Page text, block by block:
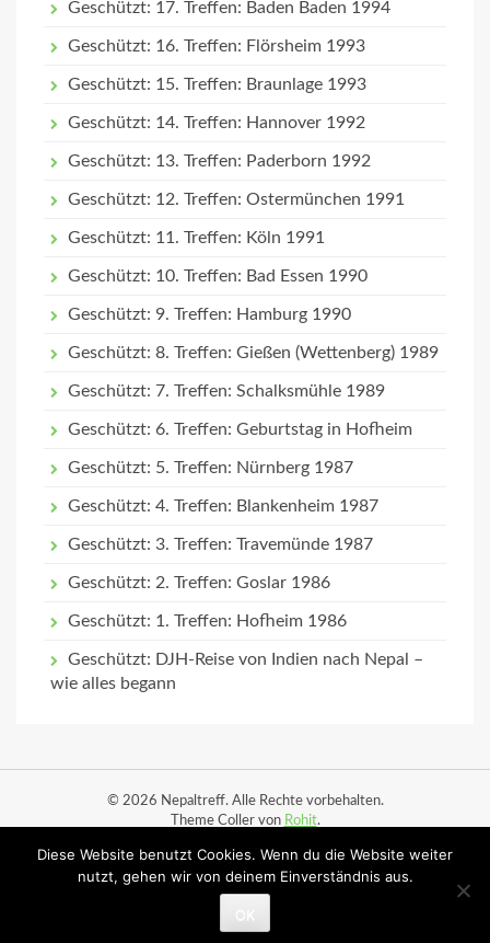
Geschützt: 17. Treffen: Baden Baden 1994
Geschützt: 16. Treffen: Flörsheim 1993
Geschützt: 15. Treffen: Braunlage 1993
Geschützt: 14. Treffen: Hannover 1992
Geschützt: 13. Treffen: Paderborn 1992
Geschützt: 12. Treffen: Ostermünchen 1991
Geschützt: 11. Treffen: Köln 1991
Geschützt: 10. Treffen: Bad Essen 1990
Geschützt: 9. Treffen: Hamburg 1990
Geschützt: 8. Treffen: Gießen (Wettenberg) 1989
Geschützt: 7. Treffen: Schalksmühle 1989
Geschützt: 6. Treffen: Geburtstag in Hofheim
Geschützt: 5. Treffen: Nürnberg 1987
Geschützt: 4. Treffen: Blankenheim 1987
Geschützt: 3. Treffen: Travemünde 1987
Geschützt: 2. Treffen: Goslar 1986
Geschützt: 1. Treffen: Hofheim 1986
Geschützt: DJH-Reise von Indien nach Nepal –
wie alles begann
© 2026 Nepaltreff. Alle Rechte vorbehalten.
Theme Coller von Rohit.
Start Datenschutz Impressum Ortsbesuche
Diese Website benutzt Cookies. Wenn du die Website weiter
nutzt, gehen wir von deinem Einverständnis aus.